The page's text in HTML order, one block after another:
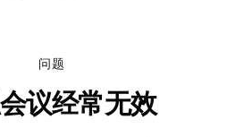
问题
议经常无效